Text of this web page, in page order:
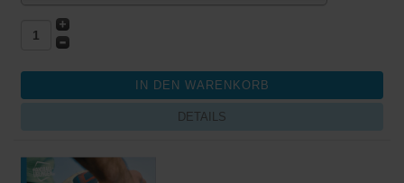
DETAILS